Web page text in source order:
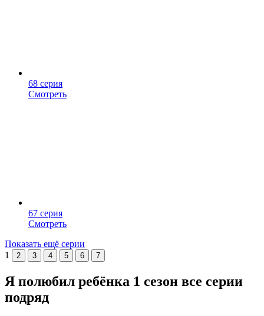
68 серия
Смотреть
67 серия
Смотреть
Показать ещё серии
1
2 3 4 5 6 7
Я полюбил ребёнка 1 сезон все серии
подряд